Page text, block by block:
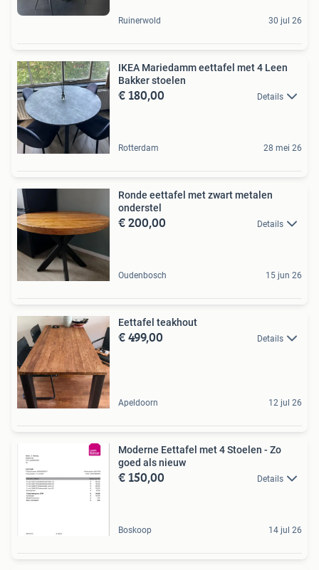
Ruinerwold 30 jul 26
IKEA Mariedamm eettafel met 4 Leen
Bakker stoelen
€ 180,00 Details
Rotterdam 28 mei 26
Ronde eettafel met zwart metalen
onderstel
€ 200,00 Details
Oudenbosch 15 jun 26
Eettafel teakhout
€ 499,00 Details
Apeldoorn 12 jul 26
Moderne Eettafel met 4 Stoelen - Zo
goed als nieuw
€ 150,00 Details
Boskoop 14 jul 26